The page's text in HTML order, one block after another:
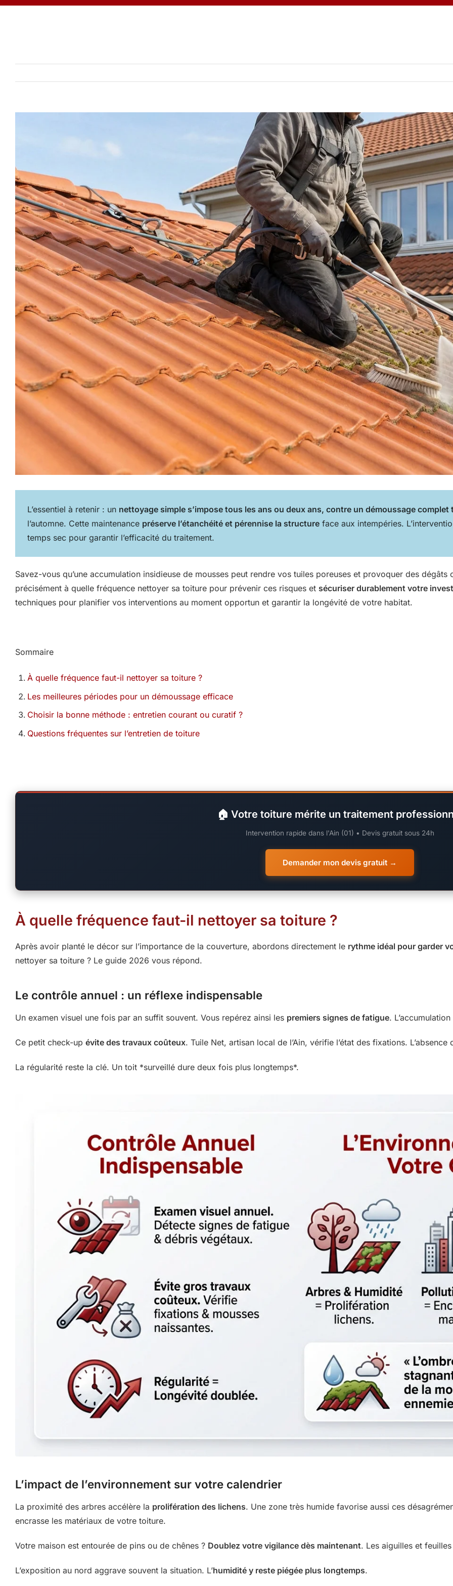
L’essentiel à retenir : un nettoyage simple s’impose tous les ans ou deux ans, contre un démoussage complet
l’automne. Cette maintenance préserve l’étanchéité et pérennise la structure face aux intempéries.
temps sec pour garantir l’efficacité du traitement.
Savez-vous qu’une accumulation insidieuse de mousses peut rendre vos tuiles poreuses et provoquer des
précisément à quelle fréquence nettoyer sa toiture pour prévenir ces risques et sécuriser durablement votre
techniques pour planifier vos interventions au moment opportun et garantir la longévité de votre habitat.
Sommaire
À quelle fréquence faut-il nettoyer sa toiture ?
Les meilleures périodes pour un démoussage efficace
Choisir la bonne méthode : entretien courant ou curatif ?
Questions fréquentes sur l’entretien de toiture
🏠 Votre toiture mérite un traitement
Intervention rapide dans l'Ain (01) • Devis gratuit sous 24h
Demander mon devis gratuit →
À quelle fréquence faut-il nettoyer sa toiture ?
Après avoir planté le décor sur l’importance de la couverture, abordons directement le rythme idéal pour garder
nettoyer sa toiture ? Le guide 2026 vous répond.
Le contrôle annuel : un réflexe indispensable
Un examen visuel une fois par an suffit souvent. Vous repérez ainsi les premiers signes de fatigue.
Ce petit check-up évite des travaux coûteux. Tuile Net, artisan local de l’Ain, vérifie l’état des fixations.
La régularité reste la clé. Un toit *surveillé dure deux fois plus longtemps*.
L’impact de l’environnement sur votre calendrier
La proximité des arbres accélère la prolifération des lichens. Une zone très humide favorise aussi ces
encrasse les matériaux de votre toiture.
Votre maison est entourée de pins ou de chênes ? Doublez votre vigilance dès maintenant. Les aiguilles et
L’exposition au nord aggrave souvent la situation. L’humidité y reste piégée plus longtemps.